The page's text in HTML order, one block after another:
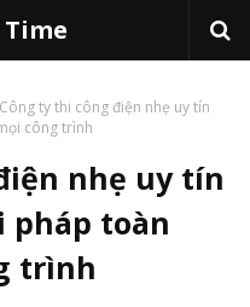
Công ty thi công điện nhẹ uy tín
công trình
nhẹ uy tín
pháp toàn
trình